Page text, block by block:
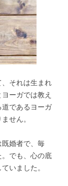
、それは生まれ
ーガでは教え
であるヨーガ
せん。
婚者で、毎
でも、心の底
いました。